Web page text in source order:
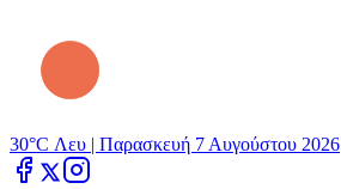
30°C Λευ | Παρασκευή 7 Αυγούστου 2026